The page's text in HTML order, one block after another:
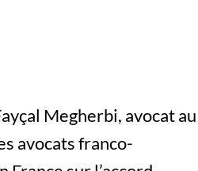
Megherbi, avocat au
avocats franco-